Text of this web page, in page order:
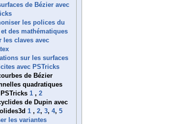
de Bézier avec
les polices du
des mathématiques
les claves avec
sur les surfaces
avec PSTricks
de Bézier
quadratiques
1 , 2
de Dupin avec
1 , 2, 3, 4, 5
les variantes